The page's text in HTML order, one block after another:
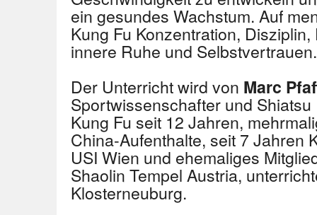
ein gesundes Wachstum. Auf
Kung Fu Konzentration,
innere Ruhe und Selbstvertrauen.
Der Unterricht wird von Marc
Sportwissenschafter und
Kung Fu seit 12 Jahren,
China-Aufenthalte, seit 7 Jahren
USI Wien und ehemaliges
Shaolin Tempel Austria,
Klosterneuburg.